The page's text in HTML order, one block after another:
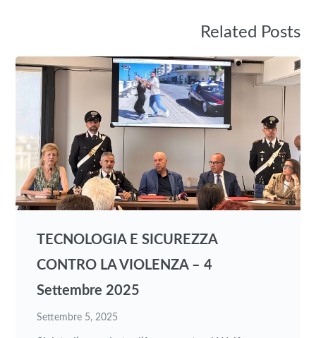
Related Posts
TECNOLOGIA E SICUREZZA
CONTRO LA VIOLENZA – 4
Settembre 2025
Settembre 5, 2025